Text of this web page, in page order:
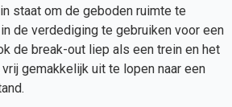
staat om de geboden ruimte te
de verdediging te gebruiken voor een
de break-out liep als een trein en het
gemakkelijk uit te lopen naar een